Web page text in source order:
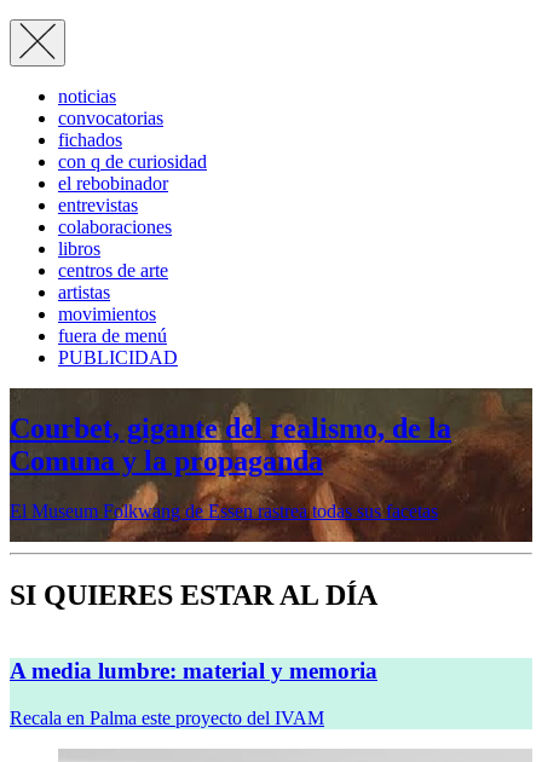
noticias
convocatorias
fichados
con q de curiosidad
el rebobinador
entrevistas
colaboraciones
libros
centros de arte
artistas
movimientos
fuera de menú
PUBLICIDAD
Mujeres prerrafaelitas, psiquiatría en la
vanguardia, Minor White o Dana
Lixenberg, en otoño en la Fundación
MAPFRE
Veremos cinco muestras en sus sedes de Madrid y Barcelona
SI QUIERES ESTAR AL DÍA
A media lumbre: material y memoria